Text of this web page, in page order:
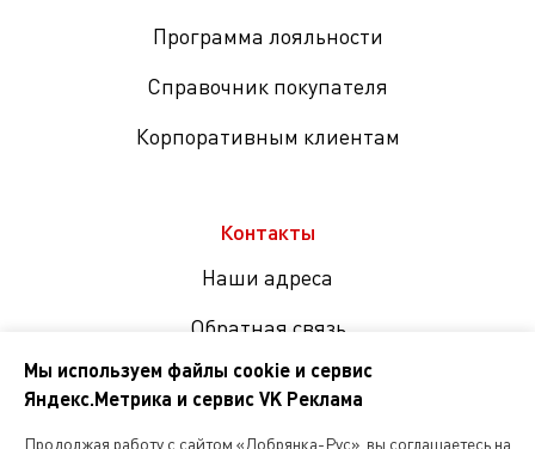
Программа лояльности
Справочник покупателя
Корпоративным клиентам
Контакты
Наши адреса
Обратная связь
Мы используем файлы cookie и сервис
Яндекс.Метрика и сервис VK Реклама
Продолжая работу с сайтом «Добрянка-Рус», вы соглашаетесь на